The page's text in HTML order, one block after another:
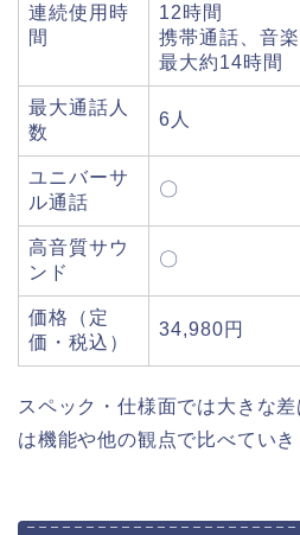
連続使用時
間
12時間
携帯通話、音楽
最大約14時間
最大通話人
数
6人
ユニバーサ
ル通話
〇
高音質サウ
ンド
〇
価格（定
価・税込）
34,980円
スペック・仕様面では大きな
は機能や他の観点で比べていき